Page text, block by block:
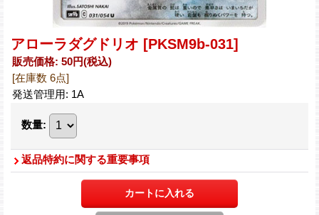
アローラダグドリオ [PKSM9b-031]
販売価格: 50円(税込)
[在庫数 6点]
発送管理用: 1A
数量:
返品特約に関する重要事項